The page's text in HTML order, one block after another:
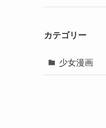
カテゴリー
少女漫画